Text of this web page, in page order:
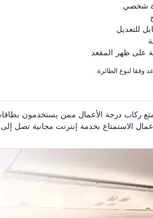
شخصي
للتعديل
على ظهر المقعد
وفقا لنوع الطائرة.
الاستمتاع بخدمة إنترنت مجانية تصل إلى 1 جيجابايت. يُرجى زيارة